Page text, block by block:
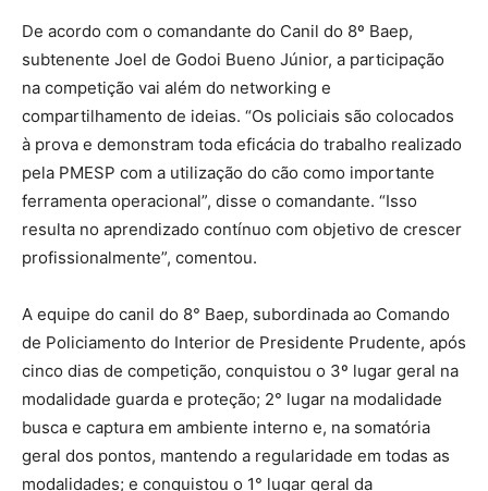
De acordo com o comandante do Canil do 8º Baep,
subtenente Joel de Godoi Bueno Júnior, a participação
na competição vai além do networking e
compartilhamento de ideias. “Os policiais são colocados
à prova e demonstram toda eficácia do trabalho realizado
pela PMESP com a utilização do cão como importante
ferramenta operacional”, disse o comandante. “Isso
resulta no aprendizado contínuo com objetivo de crescer
profissionalmente”, comentou.
A equipe do canil do 8° Baep, subordinada ao Comando
de Policiamento do Interior de Presidente Prudente, após
cinco dias de competição, conquistou o 3º lugar geral na
modalidade guarda e proteção; 2° lugar na modalidade
busca e captura em ambiente interno e, na somatória
geral dos pontos, mantendo a regularidade em todas as
modalidades; e conquistou o 1° lugar geral da